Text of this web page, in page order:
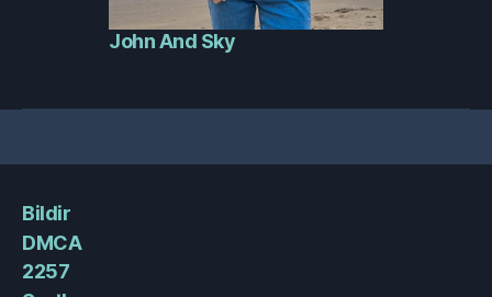
John And Sky
Bildir
DMCA
2257